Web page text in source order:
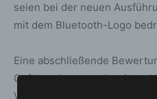
seien bei der neuen
mit dem Bluetooth-Logo
Eine abschließende
Gefahrenlagen und weitere
Verbrauchende vom